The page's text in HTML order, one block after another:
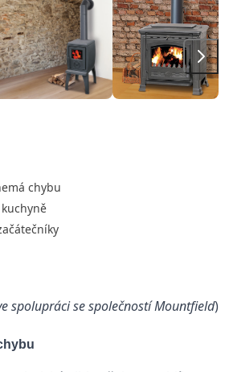
chybu
spolupráci se společností Mountfield)